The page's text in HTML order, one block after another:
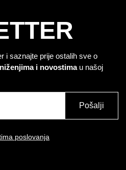
i saznajte prije ostalih sve o
i novostimau našoj
Pošalji
poslovanja